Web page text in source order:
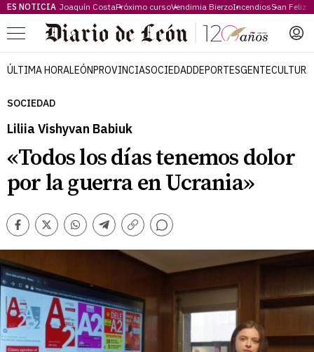
ES NOTICIA Joaquín CostaPróximo cursoVendimia BierzoIncendiosSan Feliz
Menú
ÚLTIMA HORALEÓNPROVINCIASOCIEDADDEPORTESGENTECULTURA
SOCIEDAD
Liliia Vishyvan Babiuk
«Todos los días tenemos dolor
por la guerra en Ucrania»
Facebook
TwitterWhatsappTelegram
Copiar
Comentarios